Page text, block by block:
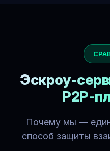
Эскроу-
P2P-
Почему мы —
способ защиты